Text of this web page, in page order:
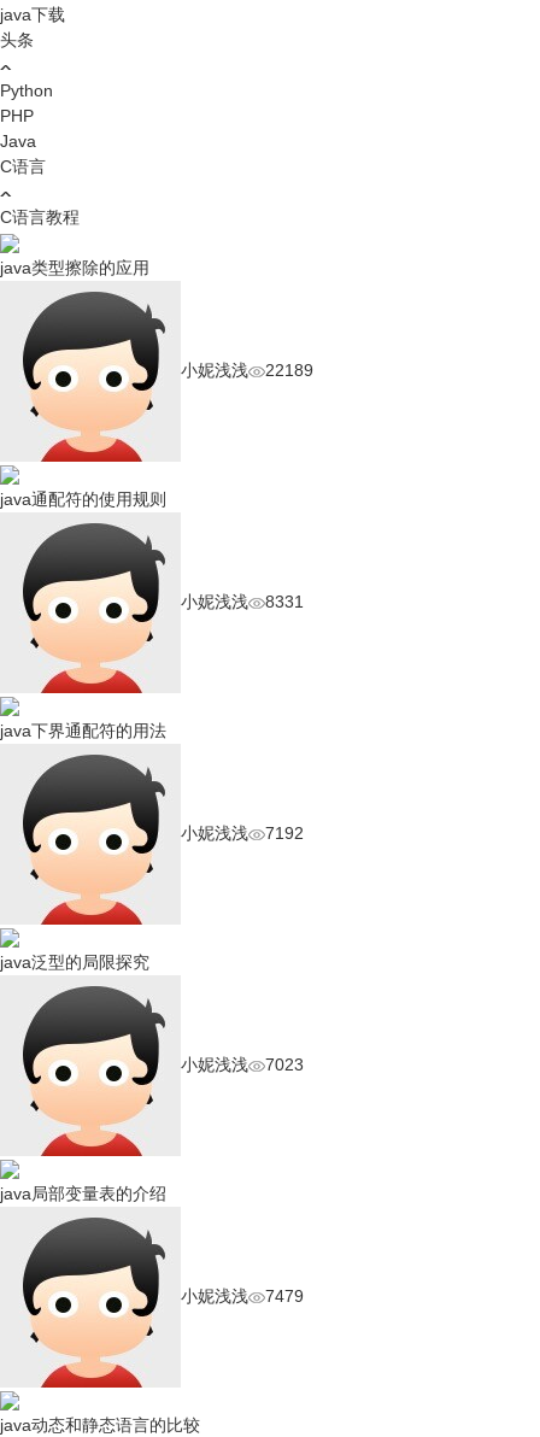
java下载
头条
Python
PHP
Java
C语言
C语言教程
java类型擦除的应用
小妮浅浅 22189
java通配符的使用规则
小妮浅浅 8331
java下界通配符的用法
小妮浅浅 7192
java泛型的局限探究
小妮浅浅 7023
java局部变量表的介绍
小妮浅浅 7479
java动态和静态语言的比较